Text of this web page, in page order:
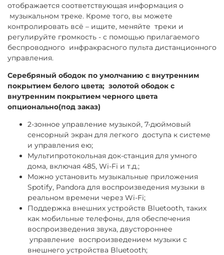
отображается соответствующая информация о
музыкальном треке. Кроме того, вы можете
контролировать всё – ищите, меняйте треки и
регулируйте громкость - с помощью прилагаемого
беспроводного инфракрасного пульта дистанционного
управления.
Серебряный ободок по умолчанию с внутренним
покрытием белого цвета; золотой ободок с
внутренним покрытием черного цвета
опционально(под заказ)
2-зонное управление музыкой, 7-дюймовый
сенсорный экран для легкого доступа к системе
и управления ею;
Мультипротокольная док-станция для умного
дома, включая 485, Wi-Fi и т.д.;
Можно установить музыкальные приложения
Spotify, Pandora для воспроизведения музыки в
реальном времени через Wi-Fi;
Поддержка внешних устройств Bluetooth, таких
как мобильные телефоны, для обеспечения
воспроизведения звука, двустороннее
управление воспроизведением музыки с
внешнего устройства Bluetooth;